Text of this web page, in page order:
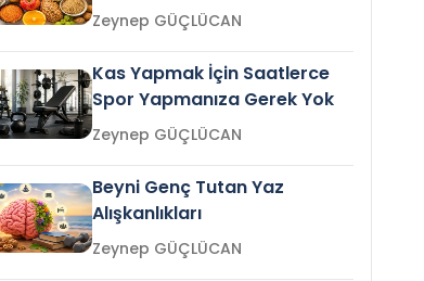
Zeynep GÜÇLÜCAN
Kas Yapmak İçin Saatlerce
Spor Yapmanıza Gerek Yok
Zeynep GÜÇLÜCAN
Beyni Genç Tutan Yaz
Alışkanlıkları
Zeynep GÜÇLÜCAN